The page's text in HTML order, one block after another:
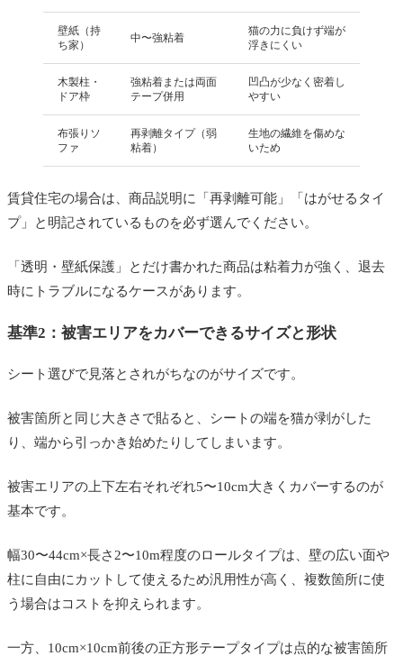
壁紙（持
ち家）
中〜強粘着
猫の力に負けず端が
浮きにくい
木製柱・
ドア枠
強粘着または両面
テープ併用
凹凸が少なく密着し
やすい
布張りソ
ファ
再剥離タイプ（弱
粘着）
生地の繊維を傷めな
いため
賃貸住宅の場合は、商品説明に「再剥離可能」「はがせるタイ
プ」と明記されているものを必ず選んでください。
「透明・壁紙保護」とだけ書かれた商品は粘着力が強く、退去
時にトラブルになるケースがあります。
基準2：被害エリアをカバーできるサイズと形状
シート選びで見落とされがちなのがサイズです。
被害箇所と同じ大きさで貼ると、シートの端を猫が剥がした
り、端から引っかき始めたりしてしまいます。
被害エリアの上下左右それぞれ5〜10cm大きくカバーするのが
基本です。
幅30〜44cm×長さ2〜10m程度のロールタイプは、壁の広い面や
柱に自由にカットして使えるため汎用性が高く、複数箇所に使
う場合はコストを抑えられます。
一方、10cm×10cm前後の正方形テープタイプは点的な被害箇所